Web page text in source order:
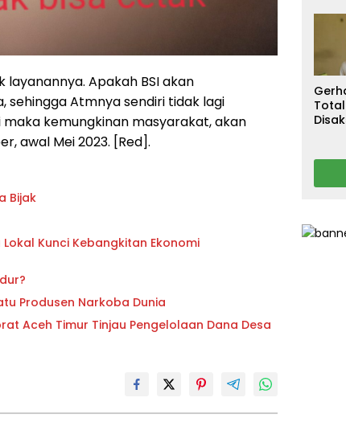
layanannya. Apakah BSI akan
sehingga Atmnya sendiri tidak lagi
kemungkinan masyarakat, akan
awal Mei 2023. [Red].
Bijak
Kunci Kebangkitan Ekonomi
Produsen Narkoba Dunia
Aceh Timur Tinjau Pengelolaan Dana Desa